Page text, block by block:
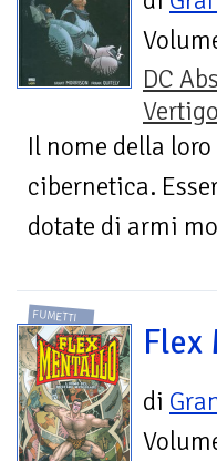
DC
Vertigo
Il nome della
cibernetica.
dotate di armi
FUMETTI
Flex
di